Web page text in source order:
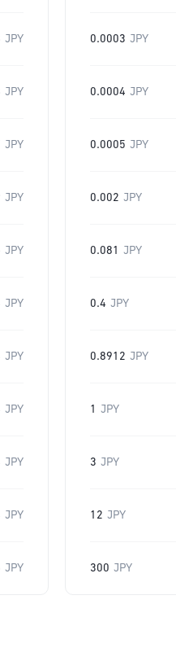
JPY
JPY
JPY
JPY
JPY
JPY
JPY
JPY
JPY
JPY
JPY
0.0003 JPY
0.0004 JPY
0.0005 JPY
0.002 JPY
0.081 JPY
0.4 JPY
0.8912 JPY
1 JPY
3 JPY
12 JPY
300 JPY